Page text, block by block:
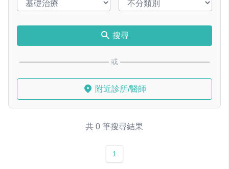
搜尋
或
附近診所/醫師
共 0 筆搜尋結果
1